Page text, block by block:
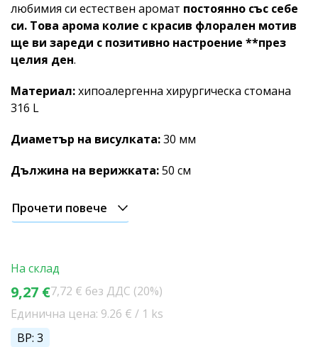
любимия си естествен аромат постоянно със себе
си. Това арома колие с красив флорален мотив
ще ви зареди с позитивно настроение **през
целия ден.
Материал:хипоалергенна хирургическа стомана
316 L
Диаметър на висулката:30 мм
Дължина на верижката:50 см
Прочети повече
На склад
9,27 €7,72 € без ДДС (20%)
Единична цена: 9.26 € / 1 ks
BP: 3